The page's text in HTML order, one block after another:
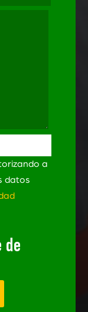
a
datos
de